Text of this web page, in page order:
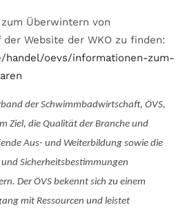
Überwintern von
Website der WKO zu finden:
handel/oevs/informationen-zum-
der Schwimmbadwirtschaft, ÖVS,
Ziel, die Qualität der Branche und
Aus- und Weiterbildung sowie die
Sicherheitsbestimmungen
Der ÖVS bekennt sich zu einem
mit Ressourcen und leistet